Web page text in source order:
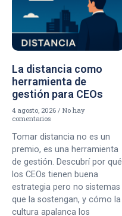
La distancia como
herramienta de
gestión para CEOs
4 agosto, 2026
No hay
comentarios
Tomar distancia no es un
premio, es una herramienta
de gestión. Descubrí por qué
los CEOs tienen buena
estrategia pero no sistemas
que la sostengan, y cómo la
cultura apalanca los